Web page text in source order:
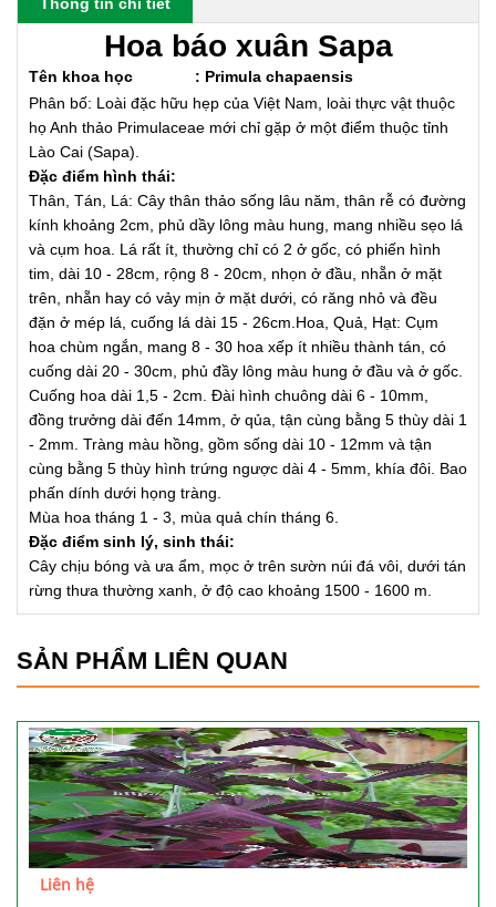
Hoa báo xuân Sapa
Tên khoa học : Primula chapaensis
Phân bố: Loài đặc hữu hẹp của Việt Nam, loài thực vật thuộc
họ Anh thảo Primulaceae mới chỉ gặp ở một điểm thuộc tỉnh
Lào Cai (Sapa).
Đặc điểm hình thái:
Thân, Tán, Lá: Cây thân thảo sống lâu năm, thân rễ có đường
kính khoảng 2cm, phủ dầy lông màu hung, mang nhiều sẹo lá
và cụm hoa. Lá rất ít, thường chỉ có 2 ở gốc, có phiến hình
tim, dài 10 - 28cm, rộng 8 - 20cm, nhọn ở đầu, nhẵn ở mặt
trên, nhẵn hay có vảy mịn ở mặt dưới, có răng nhỏ và đều
đặn ở mép lá, cuống lá dài 15 - 26cm.Hoa, Quả, Hạt: Cụm
hoa chùm ngắn, mang 8 - 30 hoa xếp ít nhiều thành tán, có
cuống dài 20 - 30cm, phủ đầy lông màu hung ở đầu và ở gốc.
Cuống hoa dài 1,5 - 2cm. Đài hình chuông dài 6 - 10mm,
đồng trưởng dài đến 14mm, ở qủa, tận cùng bằng 5 thùy dài 1
- 2mm. Tràng màu hồng, gồm sống dài 10 - 12mm và tận
cùng bằng 5 thùy hình trứng ngược dài 4 - 5mm, khía đôi. Bao
phấn dính dưới họng tràng.
Mùa hoa tháng 1 - 3, mùa quả chín tháng 6.
Đặc điểm sinh lý, sinh thái:
Cây chịu bóng và ưa ẩm, mọc ở trên sườn núi đá vôi, dưới tán
rừng thưa thường xanh, ở độ cao khoảng 1500 - 1600 m.
SẢN PHẨM LIÊN QUAN
Liên hệ